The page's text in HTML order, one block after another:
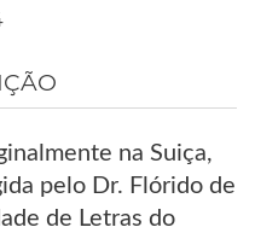
na Suiça,
pelo Dr. Flórido de
de Letras do